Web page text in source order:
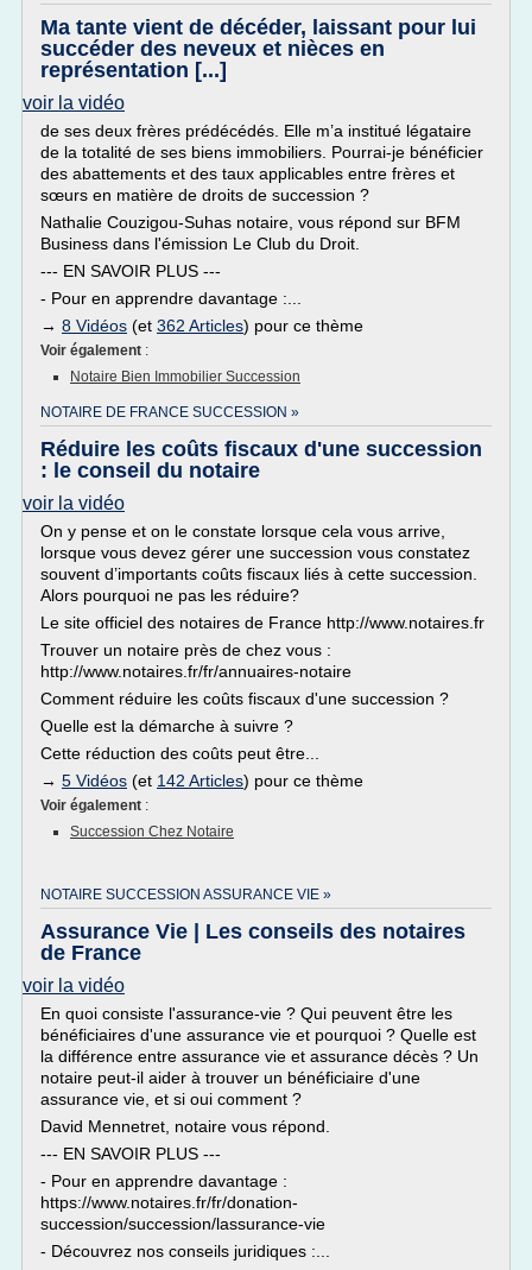
Ma tante vient de décéder, laissant pour lui
succéder des neveux et nièces en
représentation [...]
voir la vidéo
de ses deux frères prédécédés. Elle m’a institué légataire
de la totalité de ses biens immobiliers. Pourrai-je bénéficier
des abattements et des taux applicables entre frères et
sœurs en matière de droits de succession ?
Nathalie Couzigou-Suhas notaire, vous répond sur BFM
Business dans l'émission Le Club du Droit.
--- EN SAVOIR PLUS ---
- Pour en apprendre davantage :...
→ 8 Vidéos (et 362 Articles) pour ce thème
Voir également :
Notaire Bien Immobilier Succession
NOTAIRE DE FRANCE SUCCESSION »
Réduire les coûts fiscaux d'une succession
: le conseil du notaire
voir la vidéo
On y pense et on le constate lorsque cela vous arrive,
lorsque vous devez gérer une succession vous constatez
souvent d’importants coûts fiscaux liés à cette succession.
Alors pourquoi ne pas les réduire?
Le site officiel des notaires de France http://www.notaires.fr
Trouver un notaire près de chez vous :
http://www.notaires.fr/fr/annuaires-notaire
Comment réduire les coûts fiscaux d'une succession ?
Quelle est la démarche à suivre ?
Cette réduction des coûts peut être...
→ 5 Vidéos (et 142 Articles) pour ce thème
Voir également :
Succession Chez Notaire
NOTAIRE SUCCESSION ASSURANCE VIE »
Assurance Vie | Les conseils des notaires
de France
voir la vidéo
En quoi consiste l'assurance-vie ? Qui peuvent être les
bénéficiaires d'une assurance vie et pourquoi ? Quelle est
la différence entre assurance vie et assurance décès ? Un
notaire peut-il aider à trouver un bénéficiaire d'une
assurance vie, et si oui comment ?
David Mennetret, notaire vous répond.
--- EN SAVOIR PLUS ---
- Pour en apprendre davantage :
https://www.notaires.fr/fr/donation-
succession/succession/lassurance-vie
- Découvrez nos conseils juridiques :...